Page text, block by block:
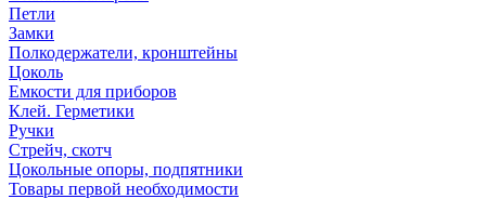
Петли
Замки
Полкодержатели, кронштейны
Цоколь
Емкости для приборов
Клей. Герметики
Ручки
Стрейч, скотч
Цокольные опоры, подпятники
Товары первой необходимости